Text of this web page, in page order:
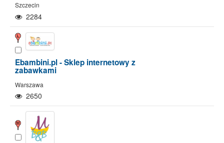
Szczecin
2284
Ebambini.pl - Sklep internetowy z
zabawkami
Warszawa
2650